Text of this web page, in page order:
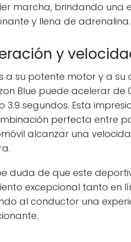
marcha, brindando una
y llena de adrenalina.
y
a su potente motor y a su
Blue puede acelerar de
3.9 segundos. Esta
perfecta entre
alcanzar una
duda de que este
excepcional tanto en
al conductor una